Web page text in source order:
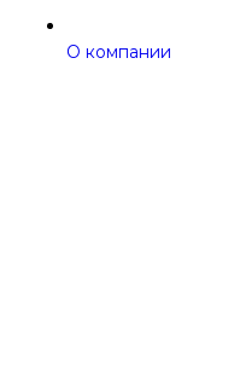
О компании